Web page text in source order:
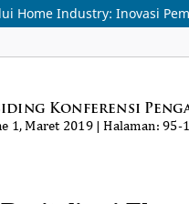
Home Industry: Inovasi